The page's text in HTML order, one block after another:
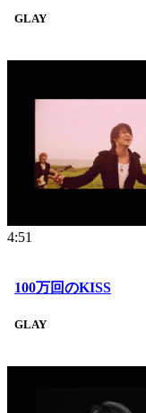
GLAY
4:51
100万回のKISS
GLAY